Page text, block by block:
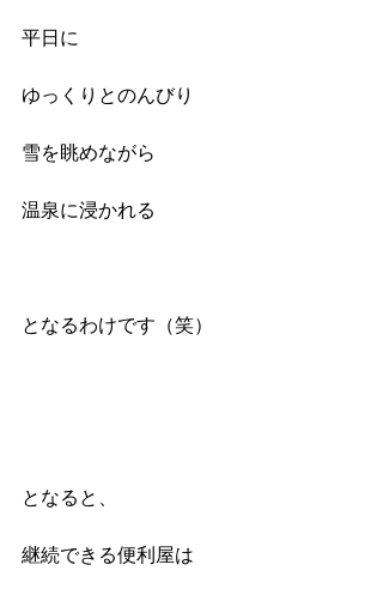
平日に
ゆっくりとのんびり
雪を眺めながら
温泉に浸かれる
となるわけです（笑）
となると、
継続できる便利屋は